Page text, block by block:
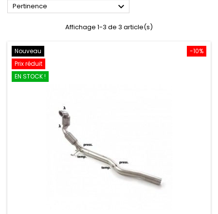
Pertinence 
Affichage 1-3 de 3 article(s)
-10%
Nouveau
Prix réduit
EN STOCK !